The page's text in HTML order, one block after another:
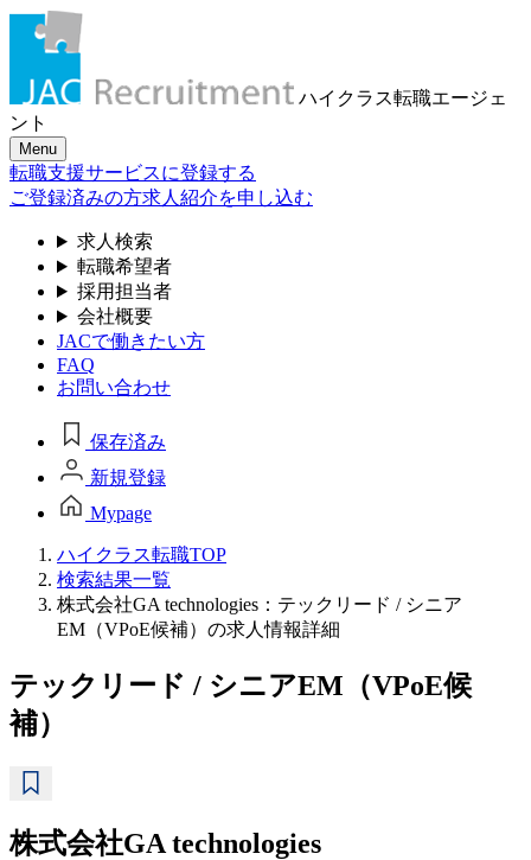
ハイクラス転職エージェ
ント
Menu
転職支援サービスに登録する
ご登録済みの方求人紹介を申し込む
求人検索
転職希望者
採用担当者
会社概要
JACで働きたい方
FAQ
お問い合わせ
保存済み
新規登録
Mypage
ハイクラス転職TOP
検索結果一覧
株式会社GA technologies：テックリード / シニア
EM（VPoE候補）の求人情報詳細
テックリード / シニアEM（VPoE候
補）
株式会社GA technologies